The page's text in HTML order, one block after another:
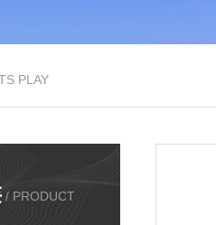
PLAY
/ PRODUCT